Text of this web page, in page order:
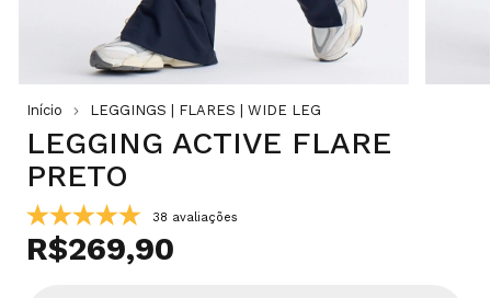
Início LEGGINGS | FLARES | WIDE LEG
LEGGING ACTIVE FLARE
PRETO
38 avaliações
R$269,90